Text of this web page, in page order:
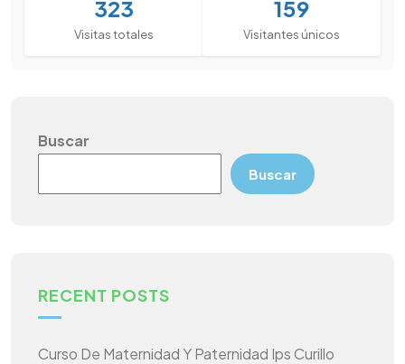
323
Visitas totales
159
Visitantes únicos
Buscar
Buscar
RECENT POSTS
Curso De Maternidad Y Paternidad Ips Curillo